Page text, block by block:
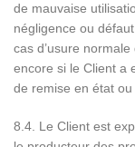
de mauvaise
négligence ou
cas d’usure
encore si le Client a
de remise en état
8.4. Le Client est